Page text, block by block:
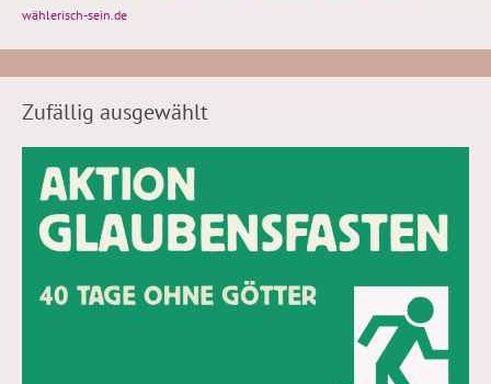
wählerisch-sein.de
Zufällig ausgewählt